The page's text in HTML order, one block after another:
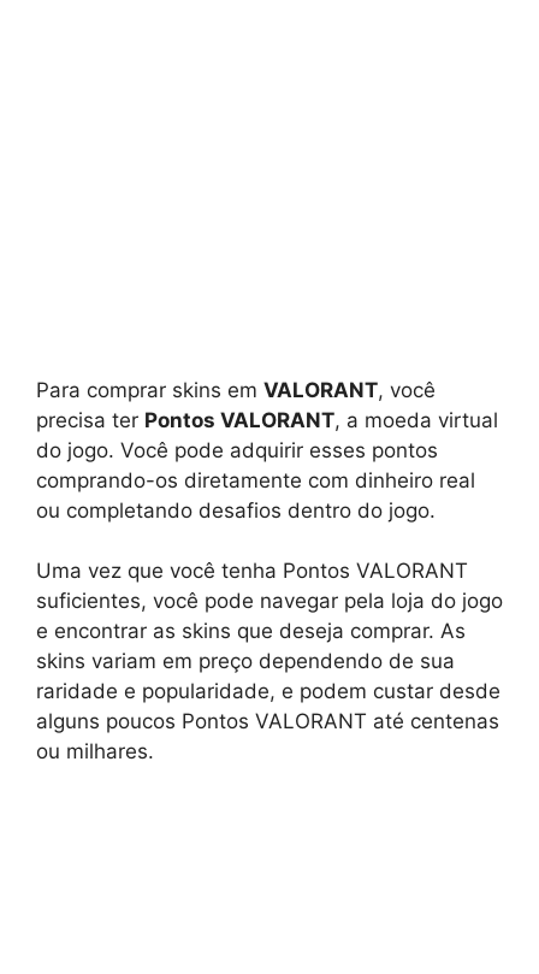
Para comprar skins em VALORANT, você
precisa ter Pontos VALORANT, a moeda virtual
do jogo. Você pode adquirir esses pontos
comprando-os diretamente com dinheiro real
ou completando desafios dentro do jogo.
Uma vez que você tenha Pontos VALORANT
suficientes, você pode navegar pela loja do jogo
e encontrar as skins que deseja comprar. As
skins variam em preço dependendo de sua
raridade e popularidade, e podem custar desde
alguns poucos Pontos VALORANT até centenas
ou milhares.